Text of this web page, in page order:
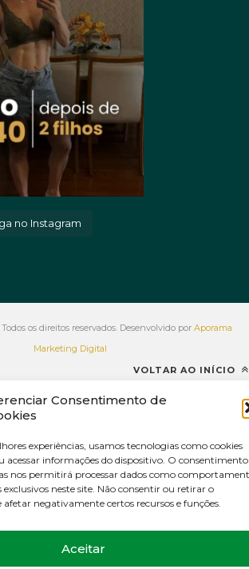
Consentimento de
experiências, usamos tecnologias como cookies
acessar informações do dispositivo. O consentimento
nos permitirá processar dados como
exclusivos neste site. Não consentir ou retirar o
negativamente certos recursos e funções.
Aceitar
no Instagram
os direitos reservados. Desenvolvido por Aporama
Marketing Digital
VOLTAR AO INÍCIO